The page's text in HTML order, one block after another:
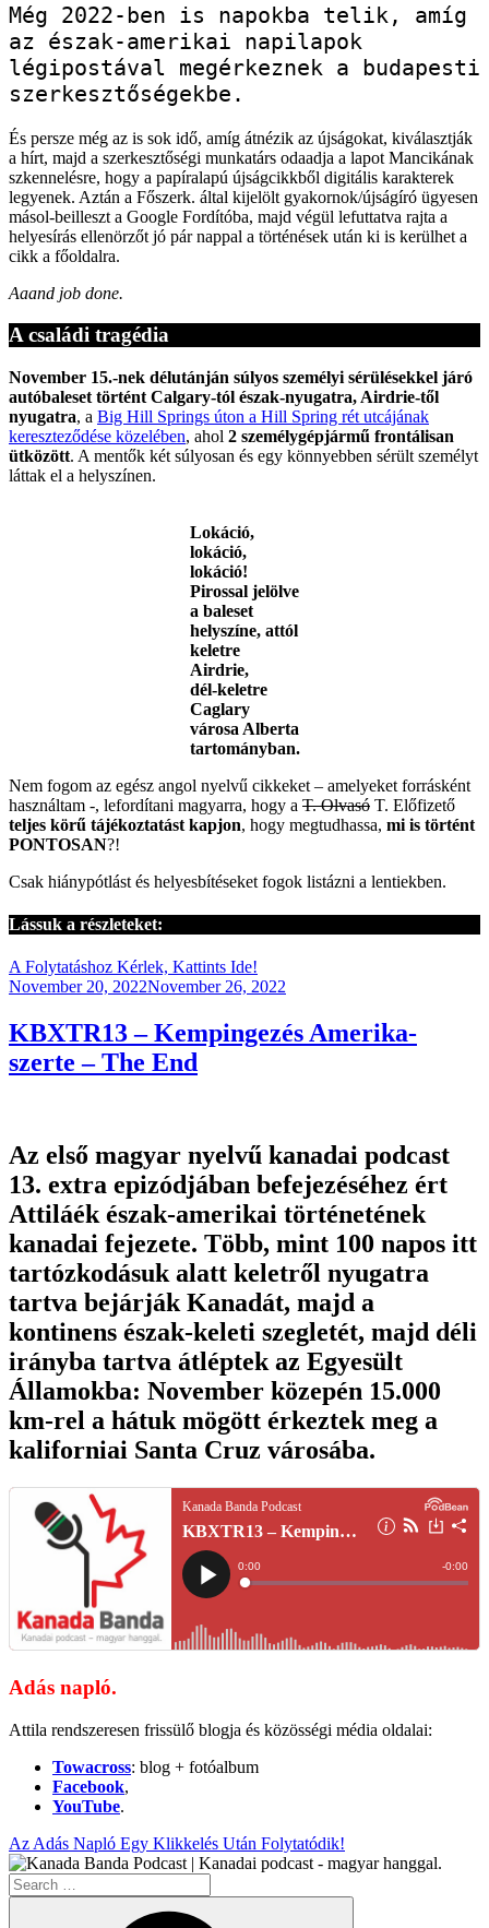
Még 2022-ben is napokba telik, amíg
az észak-amerikai napilapok
légipostával megérkeznek a budapesti
szerkesztőségekbe.
És persze még az is sok idő, amíg átnézik az újságokat, kiválasztják
a hírt, majd a szerkesztőségi munkatárs odaadja a lapot Mancikának
szkennelésre, hogy a papíralapú újságcikkből digitális karakterek
legyenek. Aztán a Főszerk. által kijelölt gyakornok/újságíró ügyesen
másol-beilleszt a Google Fordítóba, majd végül lefuttatva rajta a
helyesírás ellenörzőt jó pár nappal a történések után ki is kerülhet a
cikk a főoldalra.
Aaand job done.
A családi tragédia
November 15.-nek délutánján súlyos személyi sérülésekkel járó
autóbaleset történt Calgary-tól észak-nyugatra, Airdrie-től
nyugatra, a Big Hill Springs úton a Hill Spring rét utcájának
kereszteződése közelében, ahol 2 személygépjármű frontálisan
ütközött. A mentők két súlyosan és egy könnyebben sérült személyt
láttak el a helyszínen.
Lokáció,
lokáció,
lokáció!
Pirossal jelölve
a baleset
helyszíne, attól
keletre
Airdrie,
dél-keletre
Caglary
városa Alberta
tartományban.
Nem fogom az egész angol nyelvű cikkeket – amelyeket forrásként
használtam -, lefordítani magyarra, hogy a T. Olvasó T. Előfizető
teljes körű tájékoztatást kapjon, hogy megtudhassa, mi is történt
PONTOSAN?!
Csak hiánypótlást és helyesbítéseket fogok listázni a lentiekben.
Lássuk a részleteket:
A Folytatáshoz Kérlek, Kattints Ide!
Posted
November 20, 2022November 26, 2022
KBXTR13 – Kempingezés Amerika-
szerte – The End
Az első magyar nyelvű kanadai podcast
13. extra epizódjában befejezéséhez ért
Attiláék észak-amerikai történetének
kanadai fejezete. Több, mint 100 napos itt
tartózkodásuk alatt keletről nyugatra
tartva bejárják Kanadát, majd a
kontinens észak-keleti szegletét, majd déli
irányba tartva átléptek az Egyesült
Államokba: November közepén 15.000
km-rel a hátuk mögött érkeztek meg a
kaliforniai Santa Cruz városába.
Adás napló.
Attila rendszeresen frissülő blogja és közösségi média oldalai:
Towacross: blog + fotóalbum
Facebook,
YouTube.
Az Adás Napló Egy Klikkelés Után Folytatódik!
Search
for: